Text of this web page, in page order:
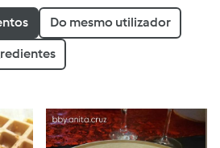
Do mesmo utilizador